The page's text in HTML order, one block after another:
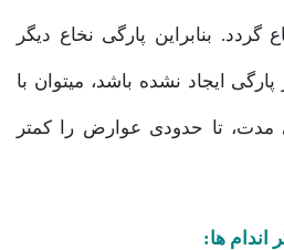
بنابراین پارگی نخاع دیگر
ایجاد نشده باشد، میتوان با
مدت، تا حدودی عوارض را کمتر
اندام ها: